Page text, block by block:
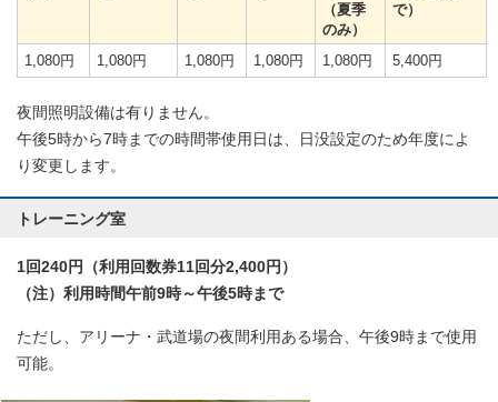
（夏季
のみ）
で）
1,080円 1,080円 1,080円 1,080円 1,080円 5,400円
夜間照明設備は有りません。
午後5時から7時までの時間帯使用日は、日没設定のため年度によ
り変更します。
トレーニング室
1回240円（利用回数券11回分2,400円）
（注）利用時間午前9時～午後5時まで
ただし、アリーナ・武道場の夜間利用ある場合、午後9時まで使用
可能。